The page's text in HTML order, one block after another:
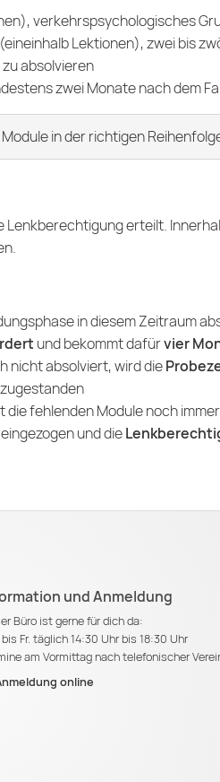
verkehrspsychologisches
Lektionen), zwei bis
zu absolvieren
zwei Monate nach dem
in der richtigen
Lenkberechtigung erteilt.
in diesem Zeitraum
und bekommt dafürvier
nicht absolviert, wird die
zugestanden
fehlenden Module noch
und die
und Anmeldung
Büro ist gerne für dich da:
Fr. täglich 14:30 Uhr bis 18:30 Uhr
am Vormittag nach telefonischer
online